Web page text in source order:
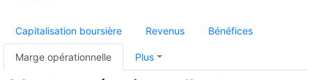
Capitalisation boursière Revenus Bénéfices
Marge opérationnelle Plus